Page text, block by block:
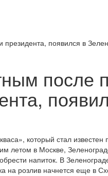
после
который стал известен
летом в Москве,
напиток. В
на розлив начнется еще в